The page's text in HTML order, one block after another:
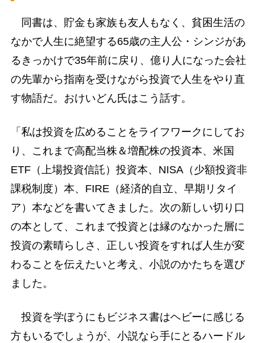
同書は、貯金も家族も友人もなく、貧困生活の
なかで人生に絶望する65歳の主人公・シンジがあ
るきっかけで35年前に戻り、億り人になった会社
の先輩から指南を受けながら投資で人生をやり直
す物語だ。おけいどん氏はこう話す。
「私は投資を広めることをライフワークにしてお
り、これまで高配当株＆増配株の投資本、米国
ETF（上場投資信託）投資本、NISA（少額投資非
課税制度）本、FIRE（経済的自立、早期リタイ
ア）本などを書いてきました。次の新しい切り口
の本として、これまで投資とは縁のなかった層に
投資の素晴らしさ、正しい投資をすれば人生が変
わることを伝えたいと考え、小説のかたちを選び
ました。
投資を学ぼうにもビジネス書はヘビーに感じる
方もいるでしょうが、小説なら手にとるハードル